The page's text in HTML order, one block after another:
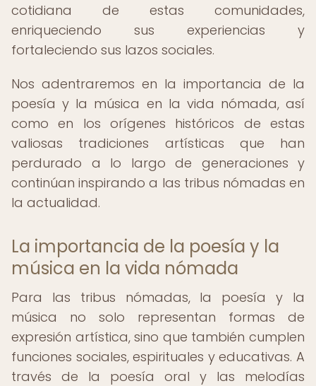
cotidiana de estas comunidades,
enriqueciendo sus experiencias y
fortaleciendo sus lazos sociales.
Nos adentraremos en la importancia de la
poesía y la música en la vida nómada, así
como en los orígenes históricos de estas
valiosas tradiciones artísticas que han
perdurado a lo largo de generaciones y
continúan inspirando a las tribus nómadas en
la actualidad.
La importancia de la poesía y la
música en la vida nómada
Para las tribus nómadas, la poesía y la
música no solo representan formas de
expresión artística, sino que también cumplen
funciones sociales, espirituales y educativas. A
través de la poesía oral y las melodías